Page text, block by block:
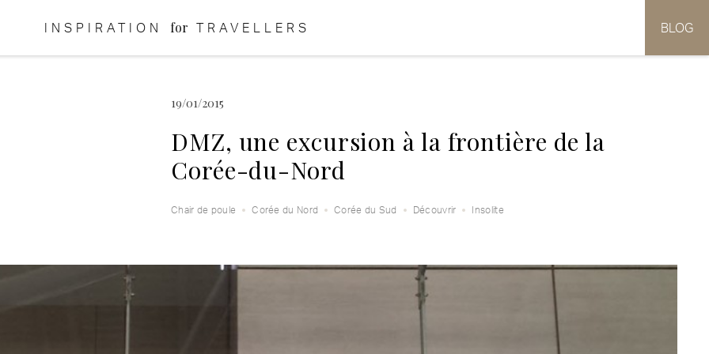
INSPIRATION for TRAVELLERS BLOG
19/01/2015
DMZ, une excursion à la frontière de la
Corée-du-Nord
Chair de poule Corée du Nord Corée du Sud Découvrir Insolite